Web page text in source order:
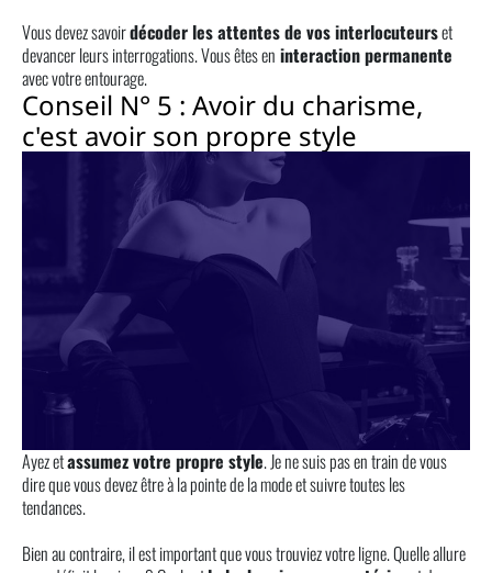
Vous devez savoirdécoder les attentes de vos interlocuteurset
devancer leurs interrogations. Vous êtes en interaction permanente
avec votre entourage.
Conseil N° 5 : Avoir du charisme,
c'est avoir son propre style
Ayez etassumez votre propre style. Je ne suis pas en train de vous
dire que vous devez être à la pointe de la mode et suivre toutes les
tendances.
Bien au contraire, il est important que vous trouviez votre ligne. Quelle allure